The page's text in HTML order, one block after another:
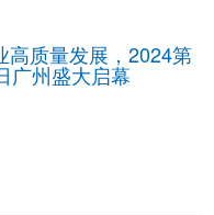
高质量发展，2024第
广州盛大启幕